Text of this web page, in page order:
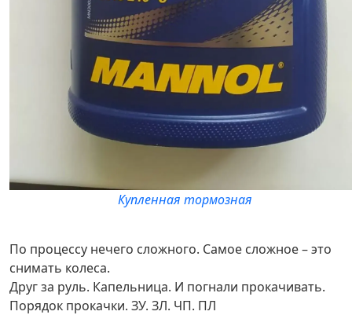
Купленная тормозная
По процессу нечего сложного. Самое сложное – это
снимать колеса.
Друг за руль. Капельница. И погнали прокачивать.
Порядок прокачки. ЗУ. ЗЛ. ЧП. ПЛ